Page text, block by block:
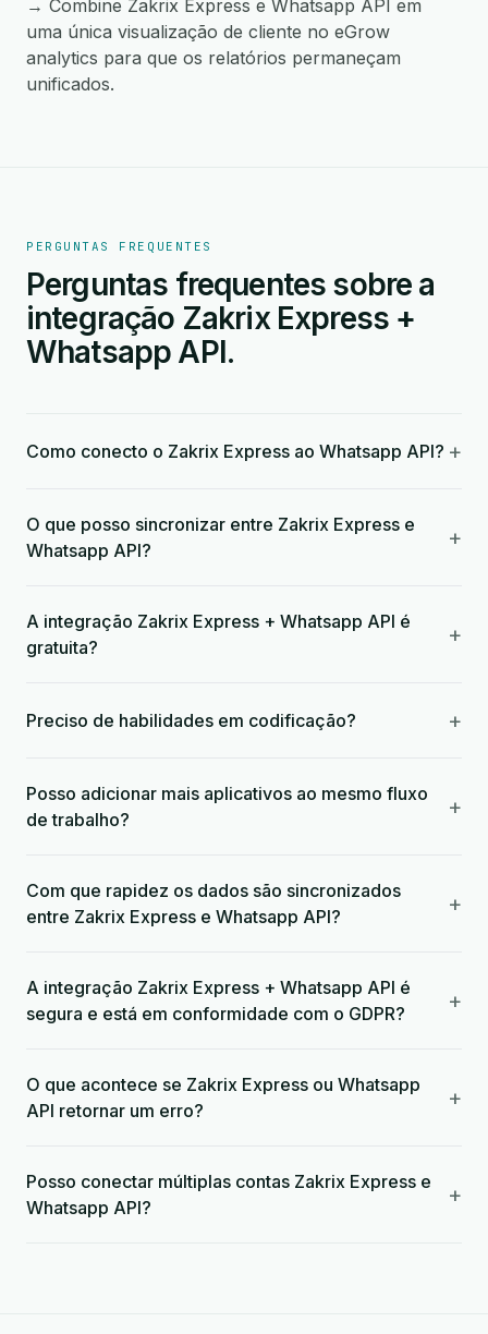
→ Combine Zakrix Express e Whatsapp API em
uma única visualização de cliente no eGrow
analytics para que os relatórios permaneçam
unificados.
PERGUNTAS FREQUENTES
Perguntas frequentes sobre a
integração Zakrix Express +
Whatsapp API.
Como conecto o Zakrix Express ao Whatsapp API? +
O que posso sincronizar entre Zakrix Express e
Whatsapp API?
+
A integração Zakrix Express + Whatsapp API é
gratuita?
+
Preciso de habilidades em codificação? +
Posso adicionar mais aplicativos ao mesmo fluxo
de trabalho?
+
Com que rapidez os dados são sincronizados
entre Zakrix Express e Whatsapp API?
+
A integração Zakrix Express + Whatsapp API é
segura e está em conformidade com o GDPR?
+
O que acontece se Zakrix Express ou Whatsapp
API retornar um erro?
+
Posso conectar múltiplas contas Zakrix Express e
Whatsapp API?
+